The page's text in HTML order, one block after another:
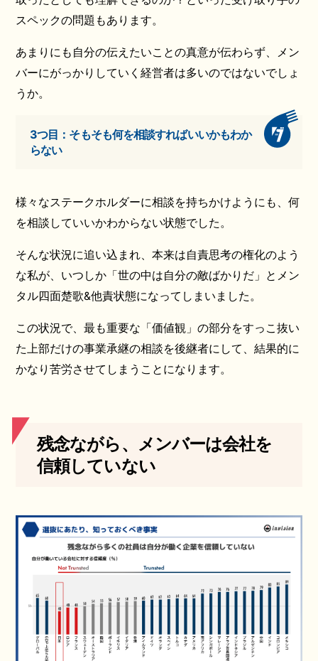
スペックの問題もあります。
あまりにも自分の伝えたいことの真意が伝わらず、メン
バーにがっかりしていく経営者は多いのではないでしょ
うか。
3つ目：そもそも何を相談すればいいかもわか
らない
様々なステークホルダーに相談を持ちかけようにも、何
を相談していいかわからない状態でした。
そんな状況に追い込まれ、本来は自責思考の権化のよう
な私が、いつしか「世の中は自分の敵ばかりだ」とメン
タル四面楚歌&他責状態になってしまいました。
この状況で、最も重要な「価値観」の部分をすっこ抜い
た上部だけの事業承継の相談を後継者にして、結果的に
かなり苦労させてしまうことになります。
残念ながら、メンバーは会社を
信頼していない